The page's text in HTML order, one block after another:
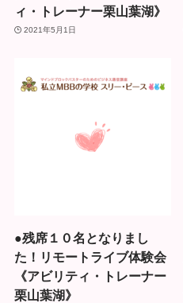
ィ・トレーナー栗山葉湖》
2021年5月1日
●残席１０名となりまし
た！リモートライブ体験会
《アビリティ・トレーナー
栗山葉湖》